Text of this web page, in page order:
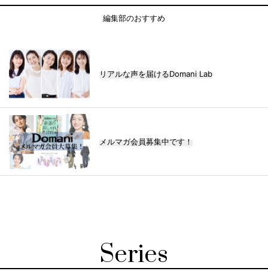
編集部のおすすめ
リアルな声を届けるDomani Lab
メルマガ会員募集中です！
Series